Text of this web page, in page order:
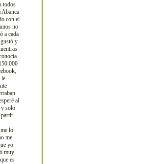
todos
Abanca
con el
no
a cada
y
le
al
y solo
partir
lo
me
yo
muy
es